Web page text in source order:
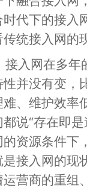
时代下的接入
传统接入网的
接入网在多年
性并没有变，
难、维护效率
都说“存在即
的资源条件下
是接入网的现
运营商的重组